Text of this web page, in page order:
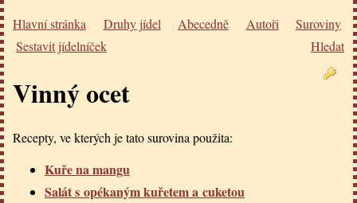
Hlavní stránka Druhy jídel Abecedně Autoři
Suroviny
Sestavit jídelníček
Hledat
Vinný ocet
Recepty, ve kterých je tato surovina použita:
Kuře na mangu
Salát s opékaným kuřetem a cuketou